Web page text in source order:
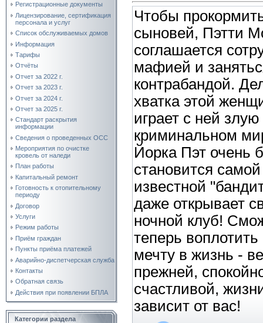
Регистрационные документы
Лицензирование, cертификация
персонала и услуг
Список обслуживаемых домов
Информация
Тарифы
Отчёты
Отчет за 2022 г.
Отчет за 2023 г.
Отчет за 2024 г.
Отчет за 2025 г.
Стандарт раскрытия
информации
Сведения о проведенных ОСС
Мероприятия по очистке
кровель от наледи
План работы
Капитальный ремонт
Готовность к отопительному
периоду
Договор
Услуги
Режим работы
Приём граждан
Пункты приёма платежей
Аварийно-диспетчерская служба
Контакты
Обратная связь
Действия при появлении БПЛА
Категории раздела
Чтобы
сыновей, Пэтти
соглашается
мафией и
контрабандой.
хватка этой
играет с ней
криминальном
Йорка Пэт очень
становится самой
известной
даже открывает
ночной клуб!
теперь
мечту в жизнь -
прежней,
счастливой,
зависит от вас!